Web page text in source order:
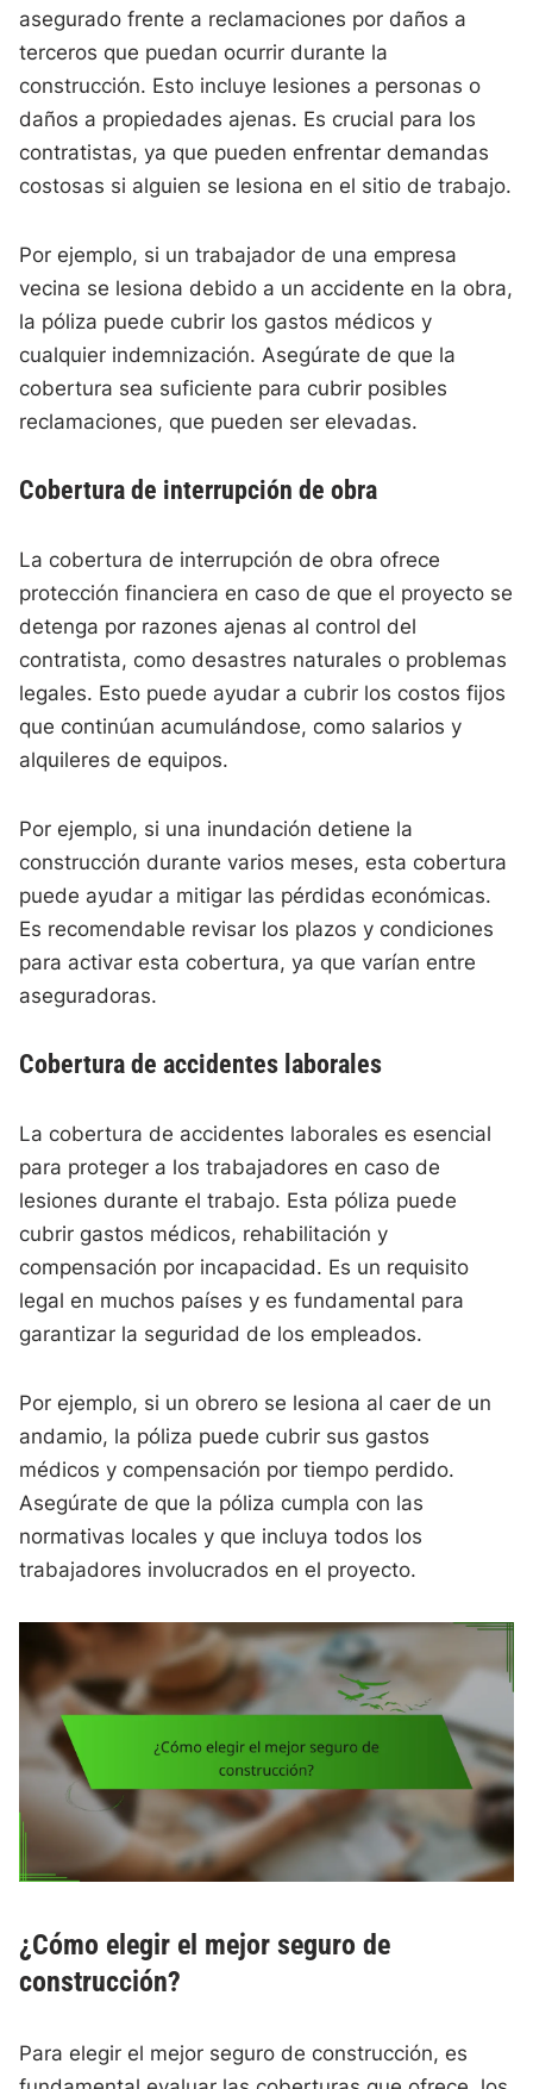
asegurado frente a reclamaciones por daños a
terceros que puedan ocurrir durante la
construcción. Esto incluye lesiones a personas o
daños a propiedades ajenas. Es crucial para los
contratistas, ya que pueden enfrentar demandas
costosas si alguien se lesiona en el sitio de trabajo.
Por ejemplo, si un trabajador de una empresa
vecina se lesiona debido a un accidente en la obra,
la póliza puede cubrir los gastos médicos y
cualquier indemnización. Asegúrate de que la
cobertura sea suficiente para cubrir posibles
reclamaciones, que pueden ser elevadas.
Cobertura de interrupción de obra
La cobertura de interrupción de obra ofrece
protección financiera en caso de que el proyecto se
detenga por razones ajenas al control del
contratista, como desastres naturales o problemas
legales. Esto puede ayudar a cubrir los costos fijos
que continúan acumulándose, como salarios y
alquileres de equipos.
Por ejemplo, si una inundación detiene la
construcción durante varios meses, esta cobertura
puede ayudar a mitigar las pérdidas económicas.
Es recomendable revisar los plazos y condiciones
para activar esta cobertura, ya que varían entre
aseguradoras.
Cobertura de accidentes laborales
La cobertura de accidentes laborales es esencial
para proteger a los trabajadores en caso de
lesiones durante el trabajo. Esta póliza puede
cubrir gastos médicos, rehabilitación y
compensación por incapacidad. Es un requisito
legal en muchos países y es fundamental para
garantizar la seguridad de los empleados.
Por ejemplo, si un obrero se lesiona al caer de un
andamio, la póliza puede cubrir sus gastos
médicos y compensación por tiempo perdido.
Asegúrate de que la póliza cumpla con las
normativas locales y que incluya todos los
trabajadores involucrados en el proyecto.
¿Cómo elegir el mejor seguro de
construcción?
Para elegir el mejor seguro de construcción, es